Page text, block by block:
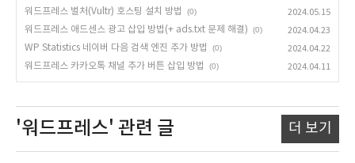
워드프레스 벌처(Vultr) 호스팅 설치 방법 (0)
2024.05.15
워드프레스 애드센스 광고 삽입 방법(+ ads.txt 문제 해결)
(0)
2024.04.23
WP Statistics 네이버 다음 검색 엔진 추가 방법
(0)
2024.04.22
워드프레스 카카오톡 채널 추가 버튼 삽입 방법
(0) 2024.04.11
'워드프레스' 관련 글 더 보기